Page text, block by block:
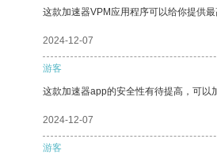
这款加速器VPM应用程序可以给你提供
2024-12-07
游客
这款加速器app的安全性有待提高，可以
2024-12-07
游客